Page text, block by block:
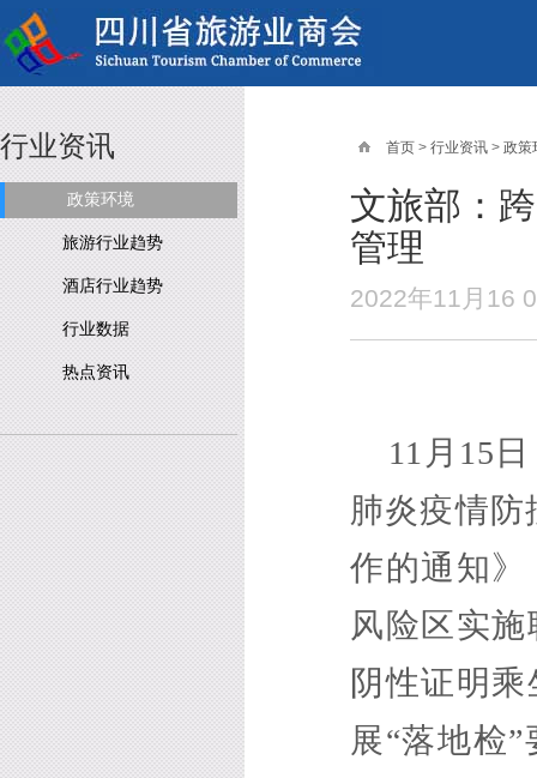
行业资讯
政策环境
旅游行业趋势
酒店行业趋势
行业数据
热点资讯
首页 > 行业资讯 > 政策
文旅部：
管理
2022年11月16
11月15
肺炎疫情
作的通知
风险区实
阴性证明
展“落地检